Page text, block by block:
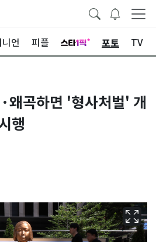
언 피플 포토 TV
왜곡하면 '형사처벌' 개
행